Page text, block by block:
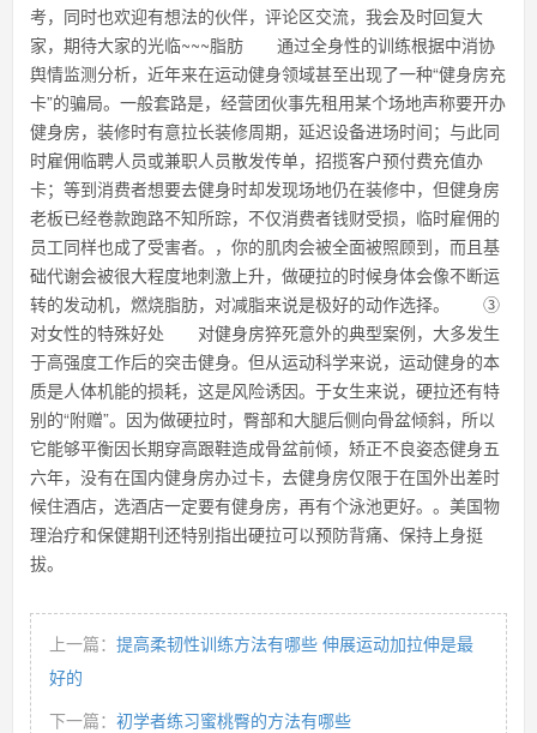
考，同时也欢迎有想法的伙伴，评论区交流，我会及时回复大
家，期待大家的光临~~~脂肪 通过全身性的训练根据中消协
舆情监测分析，近年来在运动健身领域甚至出现了一种“健身房充
卡”的骗局。一般套路是，经营团伙事先租用某个场地声称要开办
健身房，装修时有意拉长装修周期，延迟设备进场时间；与此同
时雇佣临聘人员或兼职人员散发传单，招揽客户预付费充值办
卡；等到消费者想要去健身时却发现场地仍在装修中，但健身房
老板已经卷款跑路不知所踪，不仅消费者钱财受损，临时雇佣的
员工同样也成了受害者。，你的肌肉会被全面被照顾到，而且基
础代谢会被很大程度地刺激上升，做硬拉的时候身体会像不断运
转的发动机，燃烧脂肪，对减脂来说是极好的动作选择。 ③
对女性的特殊好处 对健身房猝死意外的典型案例，大多发生
于高强度工作后的突击健身。但从运动科学来说，运动健身的本
质是人体机能的损耗，这是风险诱因。于女生来说，硬拉还有特
别的“附赠”。因为做硬拉时，臀部和大腿后侧向骨盆倾斜，所以
它能够平衡因长期穿高跟鞋造成骨盆前倾，矫正不良姿态健身五
六年，没有在国内健身房办过卡，去健身房仅限于在国外出差时
候住酒店，选酒店一定要有健身房，再有个泳池更好。。美国物
理治疗和保健期刊还特别指出硬拉可以预防背痛、保持上身挺
拔。
上一篇： 提高柔韧性训练方法有哪些 伸展运动加拉伸是最
好的
下一篇： 初学者练习蜜桃臀的方法有哪些